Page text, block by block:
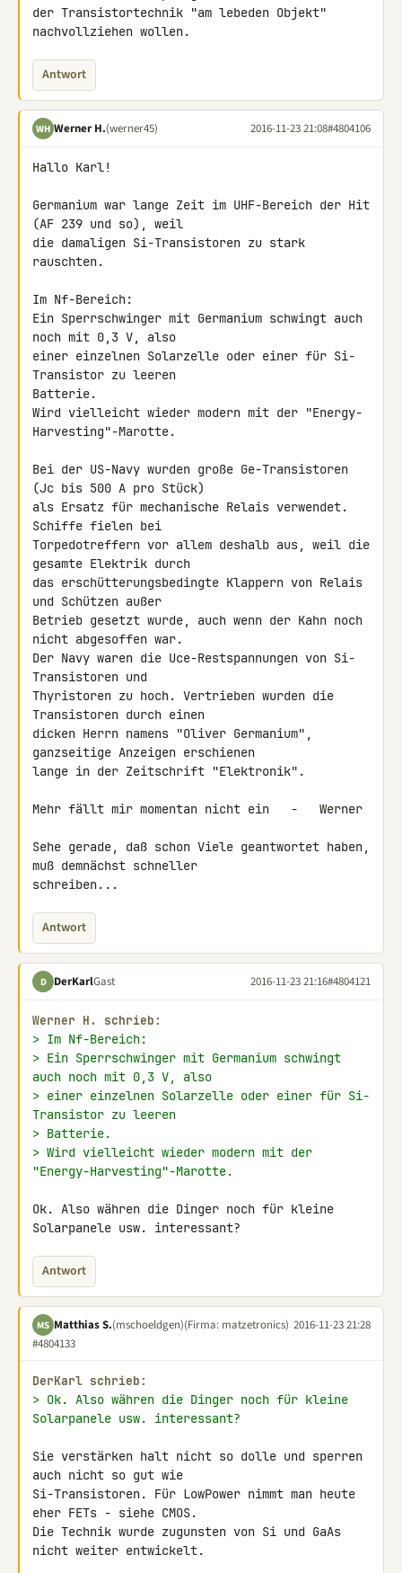
der Transistortechnik "am lebeden Objekt"
nachvollziehen wollen.
Antwort
WH Werner H.(werner45) 2016-11-23 21:08#4804106
Hallo Karl!
Germanium war lange Zeit im UHF-Bereich der Hit
(AF 239 und so), weil
die damaligen Si-Transistoren zu stark
rauschten.
Im Nf-Bereich:
Ein Sperrschwinger mit Germanium schwingt auch
noch mit 0,3 V, also
einer einzelnen Solarzelle oder einer für Si-
Transistor zu leeren
Batterie.
Wird vielleicht wieder modern mit der "Energy-
Harvesting"-Marotte.
Bei der US-Navy wurden große Ge-Transistoren
(Jc bis 500 A pro Stück)
als Ersatz für mechanische Relais verwendet.
Schiffe fielen bei
Torpedotreffern vor allem deshalb aus, weil die
gesamte Elektrik durch
das erschütterungsbedingte Klappern von Relais
und Schützen außer
Betrieb gesetzt wurde, auch wenn der Kahn noch
nicht abgesoffen war.
Der Navy waren die Uce-Restspannungen von Si-
Transistoren und
Thyristoren zu hoch. Vertrieben wurden die
Transistoren durch einen
dicken Herrn namens "Oliver Germanium",
ganzseitige Anzeigen erschienen
lange in der Zeitschrift "Elektronik".
Mehr fällt mir momentan nicht ein   -   Werner
Sehe gerade, daß schon Viele geantwortet haben,
muß demnächst schneller
schreiben...
Antwort
D DerKarlGast 2016-11-23 21:16#4804121
Werner H. schrieb:
> Im Nf-Bereich:
> Ein Sperrschwinger mit Germanium schwingt
auch noch mit 0,3 V, also
> einer einzelnen Solarzelle oder einer für Si-
Transistor zu leeren
> Batterie.
> Wird vielleicht wieder modern mit der
"Energy-Harvesting"-Marotte.
Ok. Also währen die Dinger noch für kleine
Solarpanele usw. interessant?
Antwort
MS Matthias S.(mschoeldgen)(Firma: matzetronics) 2016-11-23 21:28
#4804133
DerKarl schrieb:
> Ok. Also währen die Dinger noch für kleine
Solarpanele usw. interessant?
Sie verstärken halt nicht so dolle und sperren
auch nicht so gut wie
Si-Transistoren. Für LowPower nimmt man heute
eher FETs - siehe CMOS.
Die Technik wurde zugunsten von Si und GaAs
nicht weiter entwickelt.